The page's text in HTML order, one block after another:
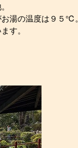
湯の温度は９５℃。
す。